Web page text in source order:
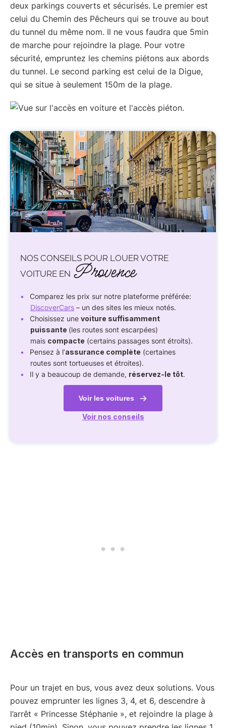
deux parkings couverts et sécurisés. Le premier est
celui du Chemin des Pêcheurs qui se trouve au bout
du tunnel du même nom. Il ne vous faudra que 5min
de marche pour rejoindre la plage. Pour votre
sécurité, empruntez les chemins piétons aux abords
du tunnel. Le second parking est celui de la Digue,
qui se situe à seulement 150m de la plage.
NOS CONSEILS POUR LOUER VOTRE
VOITURE EN Provence
Comparez les prix sur notre plateforme préférée:
DiscoverCars – un des sites les mieux notés.
Choisissez une voiture suffisamment
puissante (les routes sont escarpées)
mais compacte (certains passages sont étroits).
Pensez à l’assurance complète (certaines
routes sont tortueuses et étroites).
Il y a beaucoup de demande, réservez-le tôt.
Voir les voitures
Voir nos conseils
Accès en transports en commun
Pour un trajet en bus, vous avez deux solutions. Vous
pouvez emprunter les lignes 3, 4, et 6, descendre à
l’arrêt « Princesse Stéphanie », et rejoindre la plage à